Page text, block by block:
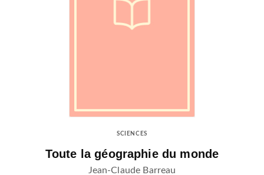
SCIENCES
Toute la géographie du monde
Jean-Claude Barreau